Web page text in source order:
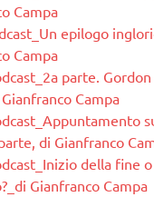
Campa
epilogo
Campa
parte.
Campa
di Gianfranco
della fine
Gianfranco Campa